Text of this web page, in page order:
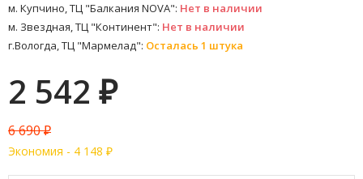
м. Купчино, ТЦ "Балкания NOVA": Нет в наличии
м. Звездная, ТЦ "Континент": Нет в наличии
г.Вологда, ТЦ "Мармелад": Осталась 1 штука
2 542 ₽
6 690₽
Экономия - 4 148 ₽